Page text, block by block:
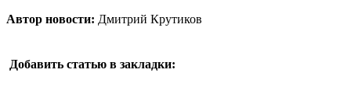
Автор новости: Дмитрий Крутиков
Добавить статью в закладки: